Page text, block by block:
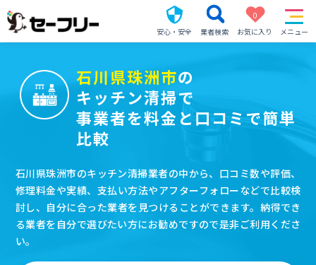
安心・安全 業者検索
0
お気に入り
メニュー
石川県珠洲市の
キッチン清掃で
事業者を料金と口コミで簡単
比較
石川県珠洲市のキッチン清掃業者の中から、口コミ数や評価、
修理料金や実績、支払い方法やアフターフォローなどで比較検
討し、自分に合った業者を見つけることができます。納得でき
る業者を自分で選びたい方にお勧めですので是非ご利用くださ
い。